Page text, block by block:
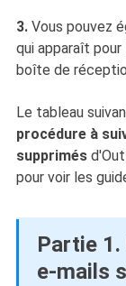
3. Vous pouvez
qui apparaît
boîte de
Le tableau
procédure à
supprimés
pour voir les
Partie
e-mails